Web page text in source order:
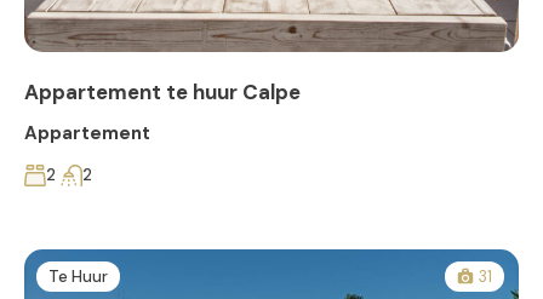
Appartement te huur Calpe
Appartement
2 2
Te Huur 31